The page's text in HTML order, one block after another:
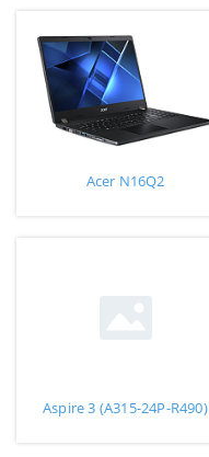
Acer N16Q2
Aspire 3 (A315-24P-R490)